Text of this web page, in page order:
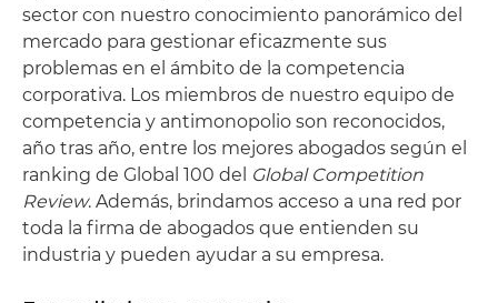
sector con nuestro conocimiento panorámico del
mercado para gestionar eficazmente sus
problemas en el ámbito de la competencia
corporativa. Los miembros de nuestro equipo de
competencia y antimonopolio son reconocidos,
año tras año, entre los mejores abogados según el
ranking de Global 100 del Global Competition
Review. Además, brindamos acceso a una red por
toda la firma de abogados que entienden su
industria y pueden ayudar a su empresa.